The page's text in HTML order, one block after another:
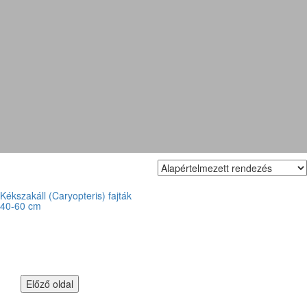
Kékszakáll (Caryopteris) fajták
40-60 cm